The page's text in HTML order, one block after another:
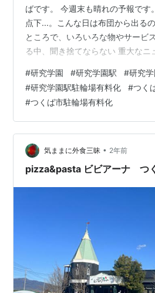
ばです。 今週末も晴れの予報です
点下...。こんな日は布団から出る
ところで、いろいろな物やサービ
る中、聞き捨てならない 重大なニ
場が、4月から有料になります。
学者ですが、最近は収容上限を超
に...。 上限を超えてるので通路に
立っていました。 そんなこともあ
しょうか。 こちらが有料化に関す
設置されてました。 4/…
#研究学園 #研究学園駅 #研究
#研究学園駅駐輪場有料化 #つく
#つくば市駐輪場有料化
気ままに外食三昧 • 2年前
pizza&pasta ビビアーナ つ